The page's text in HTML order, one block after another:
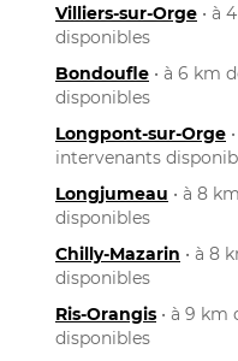
Villiers-sur-Orge • à
disponibles
Bondoufle • à 6 km
disponibles
Longpont-sur-Orge
intervenants
Longjumeau • à 8
disponibles
Chilly-Mazarin • à 8
disponibles
Ris-Orangis • à 9 km
disponibles